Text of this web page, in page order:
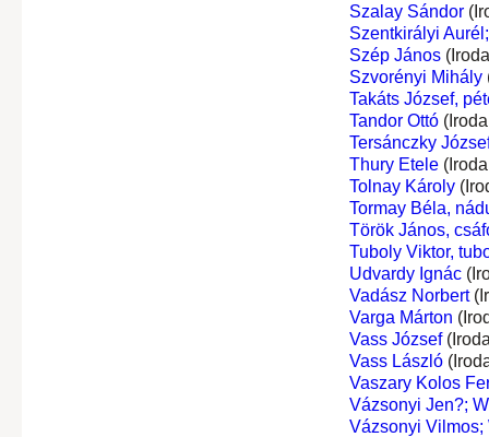
Szalay Sándor
Szentkirályi
Szép János
Szvorényi Mihály
Takáts József,
Tandor Ottó
Tersánczky
Thury Etele
Tolnay Károly
Tormay Béla,
Török János,
Tuboly Viktor,
Udvardy Ignác
Vadász Norbert
Varga Márton
Vass József
Vass László
Vaszary Kolos
Vázsonyi Jen?;
Vázsonyi Vilmos;